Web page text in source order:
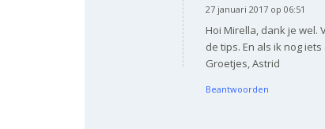
zegt:
27 januari 2017 op 06:51
Hoi Mirella, dank je wel.
de tips. En als ik nog
Groetjes, Astrid
Beantwoorden